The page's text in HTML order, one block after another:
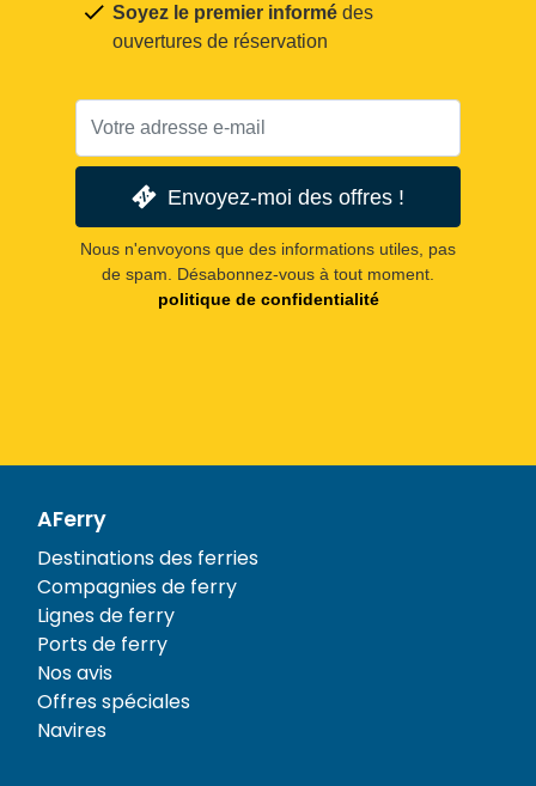
Soyez le premier informé des
ouvertures de réservation
Envoyez-moi des offres !
Nous n'envoyons que des informations utiles, pas
de spam. Désabonnez-vous à tout moment.
politique de confidentialité
AFerry
Destinations des ferries
Compagnies de ferry
Lignes de ferry
Ports de ferry
Nos avis
Offres spéciales
Navires